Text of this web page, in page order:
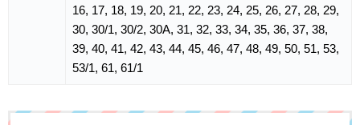
16, 17, 18, 19, 20, 21, 22, 23, 24, 25, 26, 27, 28, 29,
30, 30/1, 30/2, 30А, 31, 32, 33, 34, 35, 36, 37, 38,
39, 40, 41, 42, 43, 44, 45, 46, 47, 48, 49, 50, 51, 53,
53/1, 61, 61/1